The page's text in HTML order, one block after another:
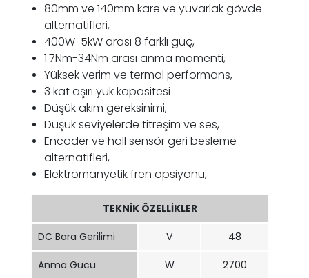
80mm ve 140mm kare ve yuvarlak gövde
alternatifleri,
400W-5kW arası 8 farklı güç,
1.7Nm-34Nm arası anma momenti,
Yüksek verim ve termal performans,
3 kat aşırı yük kapasitesi
Düşük akım gereksinimi,
Düşük seviyelerde titreşim ve ses,
Encoder ve hall sensör geri besleme
alternatifleri,
Elektromanyetik fren opsiyonu,
TEKNİK ÖZELLİKLER
DC Bara Gerilimi V 48
Anma Gücü W 2700